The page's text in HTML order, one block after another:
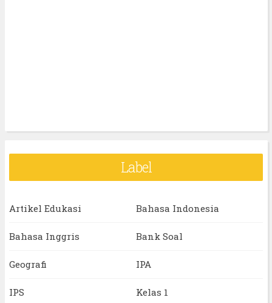
Label
Artikel Edukasi Bahasa Indonesia
Bahasa Inggris Bank Soal
Geografi IPA
IPS Kelas 1